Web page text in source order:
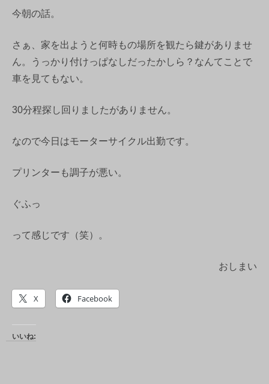
今朝の話。
さぁ、家を出ようと何時もの場所を観たら鍵がありませ
ん。うっかり付けっぱなしだったかしら？なんてことで
車を見てもない。
30分程探し回りましたがありません。
なので今日はモーターサイクル出勤です。
プリンターも調子が悪い。
ぐふっ
って感じです（笑）。
おしまい
X Facebook
いいね: